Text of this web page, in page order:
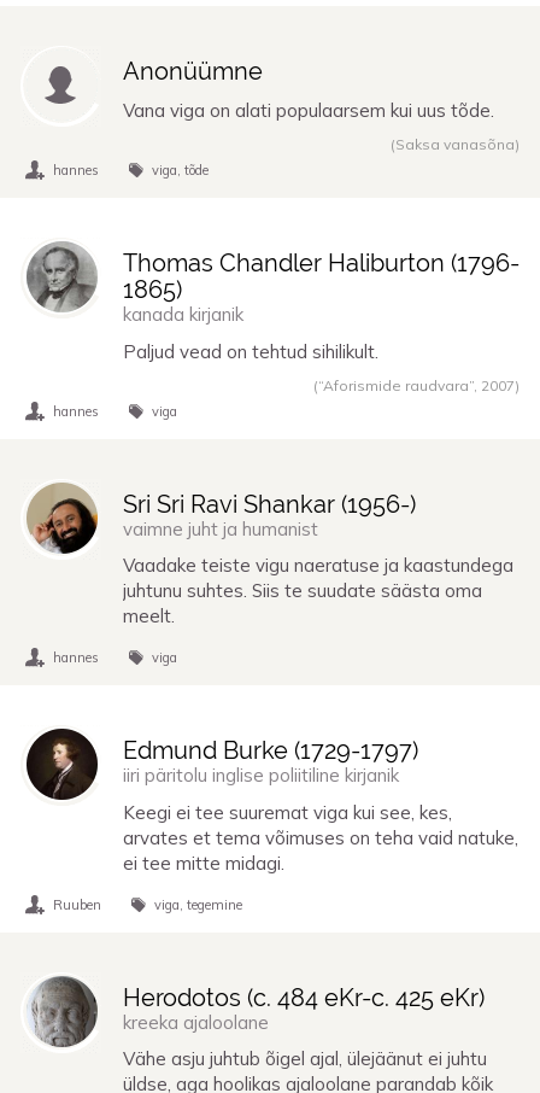
Anonüümne
Vana viga on alati populaarsem kui uus tõde.
(Saksa vanasõna)
hannes viga tõde
Thomas Chandler Haliburton (1796-
1865)
kanada kirjanik
Paljud vead on tehtud sihilikult.
(“Aforismide raudvara”, 2007)
hannes viga
Sri Sri Ravi Shankar (1956-)
vaimne juht ja humanist
Vaadake teiste vigu naeratuse ja kaastundega
juhtunu suhtes. Siis te suudate säästa oma
meelt.
hannes viga
Edmund Burke (1729-1797)
iiri päritolu inglise poliitiline kirjanik
Keegi ei tee suuremat viga kui see, kes,
arvates et tema võimuses on teha vaid natuke,
ei tee mitte midagi.
Ruuben viga tegemine
Herodotos (c. 484 eKr-c. 425 eKr)
kreeka ajaloolane
Vähe asju juhtub õigel ajal, ülejäänut ei juhtu
üldse, aga hoolikas ajaloolane parandab kõik